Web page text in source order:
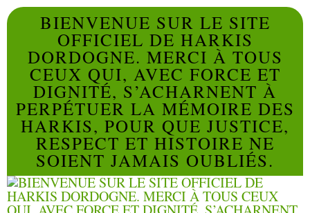
BIENVENUE SUR LE SITE
OFFICIEL DE HARKIS
DORDOGNE. MERCI À TOUS
CEUX QUI, AVEC FORCE ET
DIGNITÉ, S’ACHARNENT À
PERPÉTUER LA MÉMOIRE DES
HARKIS, POUR QUE JUSTICE,
RESPECT ET HISTOIRE NE
SOIENT JAMAIS OUBLIÉS.